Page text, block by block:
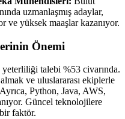
uzmanlaşmış adaylar,
ve yüksek maaşlar kazanıyor.
Önemi
talebi %53 civarında.
ve uluslararası ekiplerle
Python, Java, AWS,
Güncel teknolojilere
faktör.